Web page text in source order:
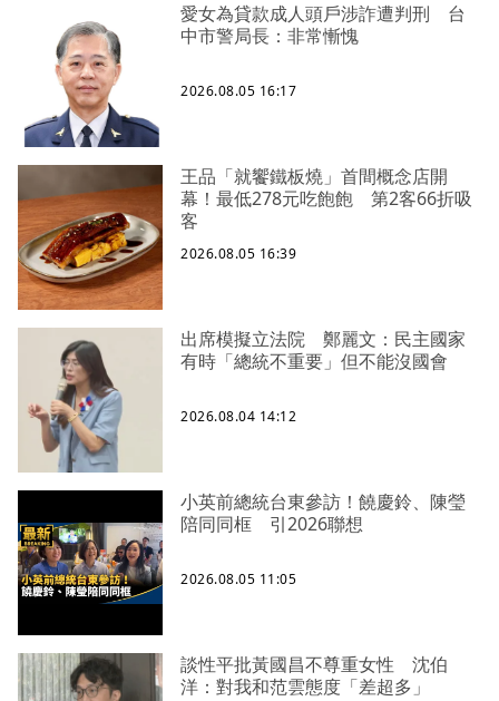
愛女為貸款成人頭戶涉詐遭判刑 台
中市警局長：非常慚愧
2026.08.05 16:17
王品「就饗鐵板燒」首間概念店開
幕！最低278元吃飽飽 第2客66折吸
客
2026.08.05 16:39
出席模擬立法院 鄭麗文：民主國家
有時「總統不重要」但不能沒國會
2026.08.04 14:12
小英前總統台東參訪！饒慶鈴、陳瑩
陪同同框 引2026聯想
2026.08.05 11:05
談性平批黃國昌不尊重女性 沈伯
洋：對我和范雲態度「差超多」